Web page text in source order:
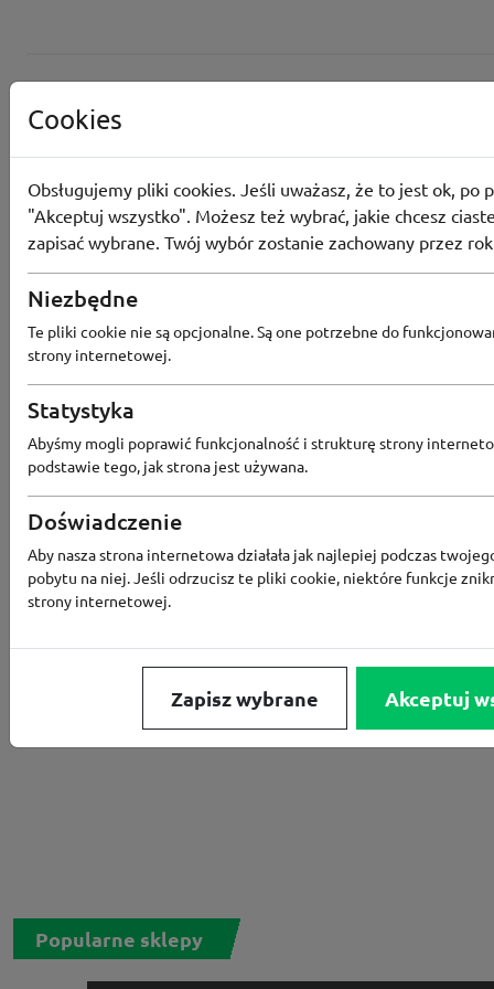
Converse
Programu Lojalnościowego
Converse
Popularne sklepy
Cookies
Obsługujemy pliki cookies. Jeśli uważasz, że to jest ok, po
"Akceptuj wszystko". Możesz też wybrać, jakie chcesz
zapisać wybrane. Twój wybór zostanie zachowany przez
Niezbędne
Te pliki cookie nie są opcjonalne. Są one potrzebne do
strony internetowej.
Statystyka
Abyśmy mogli poprawić funkcjonalność i strukturę strony
podstawie tego, jak strona jest używana.
Doświadczenie
Aby nasza strona internetowa działała jak najlepiej podczas
pobytu na niej. Jeśli odrzucisz te pliki cookie, niektóre funkcje
strony internetowej.
Zapisz wybrane Akceptuj